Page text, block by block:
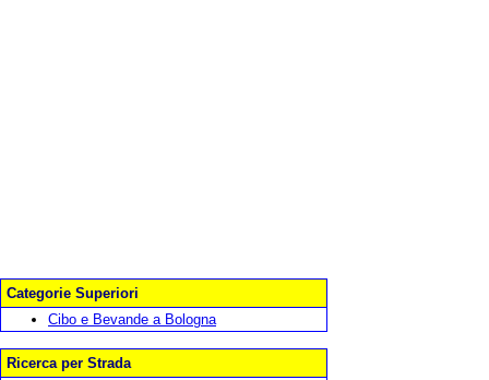
Categorie Superiori
Cibo e Bevande a Bologna
Ricerca per Strada